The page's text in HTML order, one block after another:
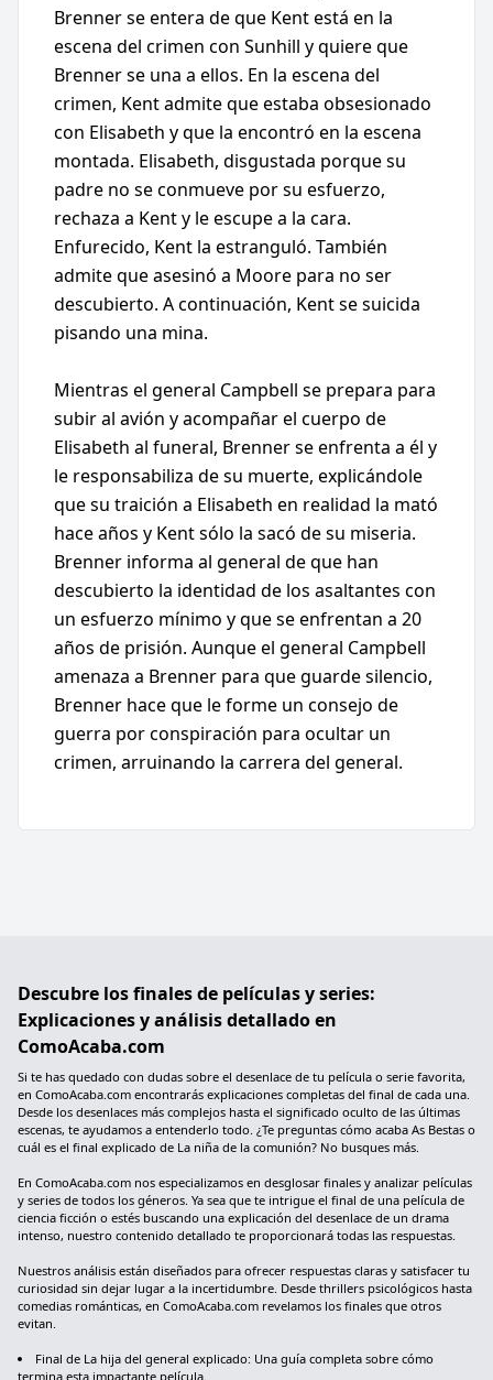
Brenner se entera de que Kent está en la
escena del crimen con Sunhill y quiere que
Brenner se una a ellos. En la escena del
crimen, Kent admite que estaba obsesionado
con Elisabeth y que la encontró en la escena
montada. Elisabeth, disgustada porque su
padre no se conmueve por su esfuerzo,
rechaza a Kent y le escupe a la cara.
Enfurecido, Kent la estranguló. También
admite que asesinó a Moore para no ser
descubierto. A continuación, Kent se suicida
pisando una mina.
Mientras el general Campbell se prepara para
subir al avión y acompañar el cuerpo de
Elisabeth al funeral, Brenner se enfrenta a él y
le responsabiliza de su muerte, explicándole
que su traición a Elisabeth en realidad la mató
hace años y Kent sólo la sacó de su miseria.
Brenner informa al general de que han
descubierto la identidad de los asaltantes con
un esfuerzo mínimo y que se enfrentan a 20
años de prisión. Aunque el general Campbell
amenaza a Brenner para que guarde silencio,
Brenner hace que le forme un consejo de
guerra por conspiración para ocultar un
crimen, arruinando la carrera del general.
Descubre los finales de películas y series:
Explicaciones y análisis detallado en
ComoAcaba.com
Si te has quedado con dudas sobre el desenlace de tu película o serie favorita,
en ComoAcaba.com encontrarás explicaciones completas del final de cada una.
Desde los desenlaces más complejos hasta el significado oculto de las últimas
escenas, te ayudamos a entenderlo todo. ¿Te preguntas cómo acaba As Bestas o
cuál es el final explicado de La niña de la comunión? No busques más.
En ComoAcaba.com nos especializamos en desglosar finales y analizar películas
y series de todos los géneros. Ya sea que te intrigue el final de una película de
ciencia ficción o estés buscando una explicación del desenlace de un drama
intenso, nuestro contenido detallado te proporcionará todas las respuestas.
Nuestros análisis están diseñados para ofrecer respuestas claras y satisfacer tu
curiosidad sin dejar lugar a la incertidumbre. Desde thrillers psicológicos hasta
comedias románticas, en ComoAcaba.com revelamos los finales que otros
evitan.
Final de La hija del general explicado: Una guía completa sobre cómo
termina esta impactante película.